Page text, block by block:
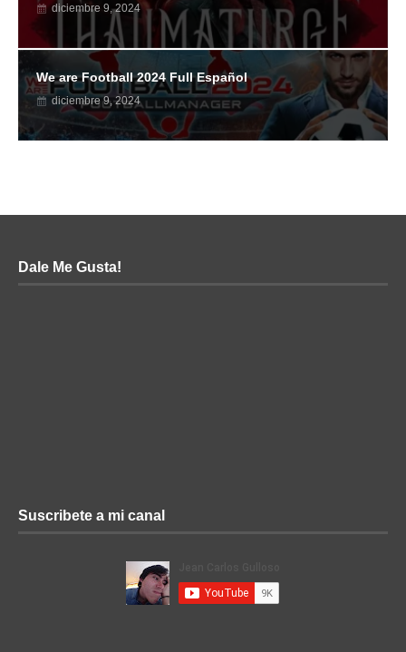
diciembre 9, 2024
We are Football 2024 Full Español
diciembre 9, 2024
Dale Me Gusta!
Suscribete a mi canal